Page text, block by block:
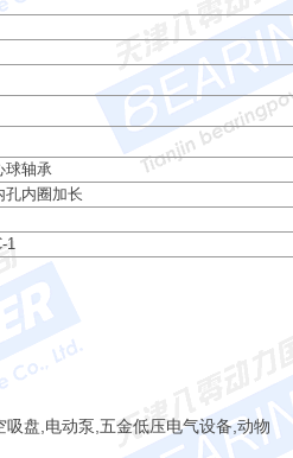
球轴承
孔内圈加长
1
盘,电动泵,五金低压电气设备,动物